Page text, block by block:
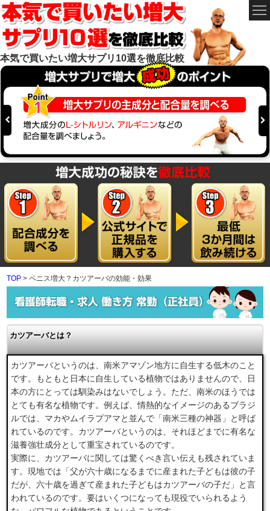
本気で買いたい増大サプリ10選を徹底比較
TOP > ペニス増大？カツアーバの効能・効果
カツアーバとは？
カツアーバというのは、南米アマゾン地方に自生する低木のこと
です。もともと日本に自生している植物ではありませんので、日
本の方にとっては馴染みはないでしょう。ただ、南米のほうでは
とても有名な植物です。例えば、情熱的なイメージのあるブラジ
ルでは、マカやムイラプアマと並んで「南米三種の神器」と呼ば
れているのです。カツアーバというのは、それほどまでに有名な
滋養強壮成分として重宝されているのです。
実際に、カツアーバに関しては驚くべき言い伝えも残されていま
す。現地では「父が六十歳になるまでに産まれた子どもは彼の子
だが、六十歳を過ぎて産まれた子どもはカツアーバの子だ」と言
われているのです。要はいくつになっても現役でいられるよう